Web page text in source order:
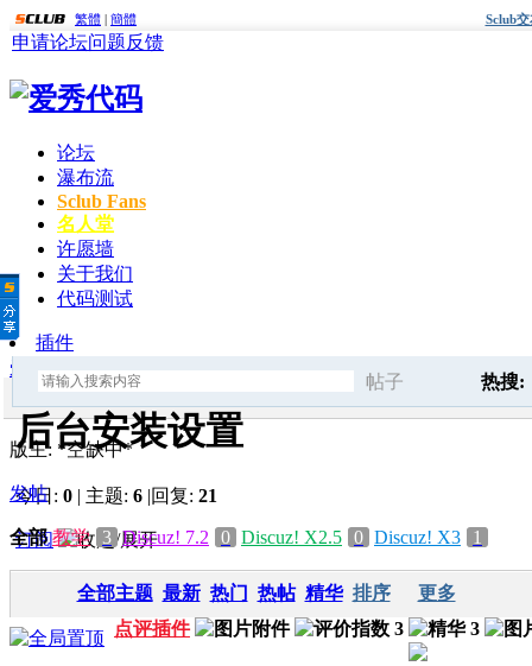
繁體 | 簡體 Sclub
申请论坛问题反馈
论坛
瀑布流
Sclub Fans
名人堂
许愿墙
关于我们
代码测试
插件
帖子
搜
热搜:
爱秀代码
后台安装设置
今日: 0 | 主题: 6 |回复: 21
订阅
版主: *空缺中*
发帖
全部 教学 3 Discuz! 7.2 0 Discuz! X2.5 0 Discuz! X3 1
全部主题 最新 热门 热帖 精华 排序
更多
点评插件